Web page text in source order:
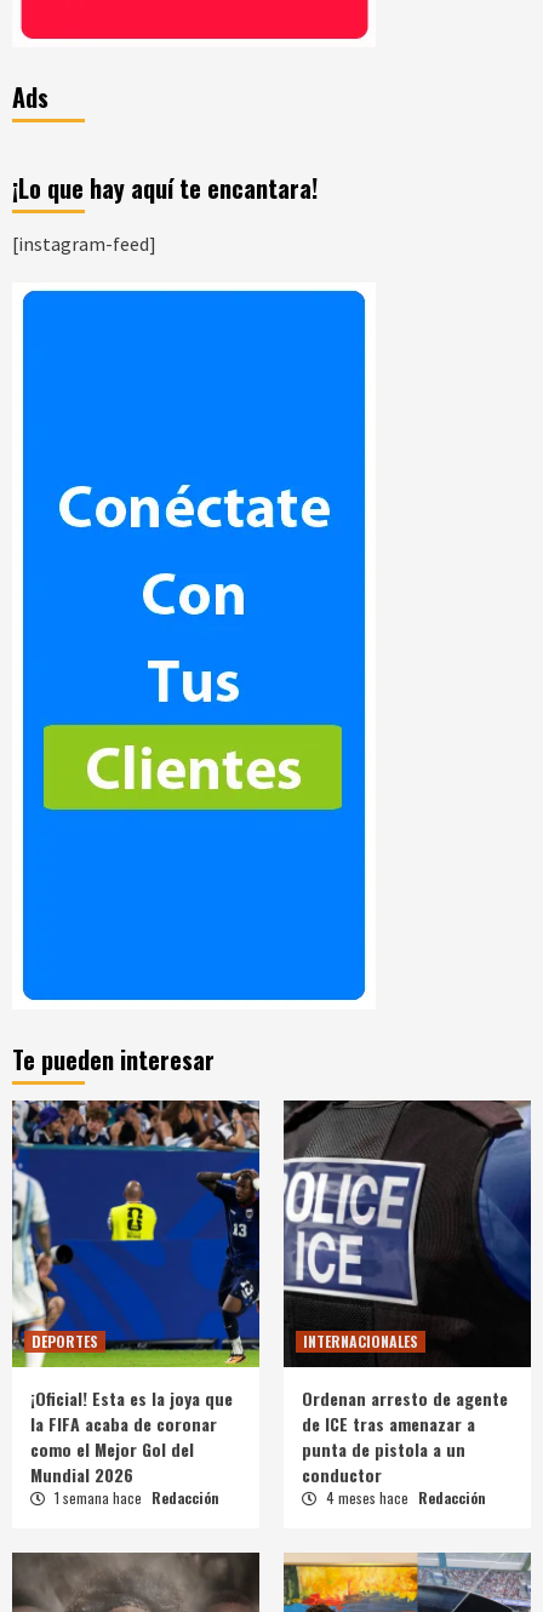
Ads
¡Lo que hay aquí te encantara!
[instagram-feed]
Te pueden interesar
DEPORTES
¡Oficial! Esta es la joya que
la FIFA acaba de coronar
como el Mejor Gol del
Mundial 2026
1 semana hace Redacción
INTERNACIONALES
Ordenan arresto de agente
de ICE tras amenazar a
punta de pistola a un
conductor
4 meses hace Redacción